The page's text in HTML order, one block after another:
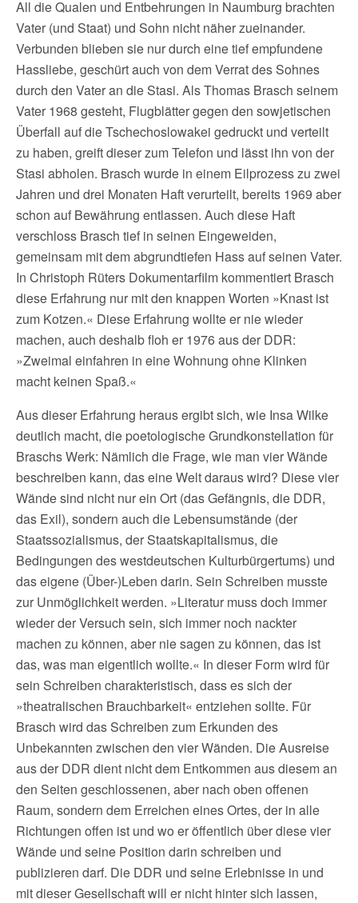
All die Qualen und Entbehrungen in Naumburg brachten
Vater (und Staat) und Sohn nicht näher zueinander.
Verbunden blieben sie nur durch eine tief empfundene
Hassliebe, geschürt auch von dem Verrat des Sohnes
durch den Vater an die Stasi. Als Thomas Brasch seinem
Vater 1968 gesteht, Flugblätter gegen den sowjetischen
Überfall auf die Tschechoslowakei gedruckt und verteilt
zu haben, greift dieser zum Telefon und lässt ihn von der
Stasi abholen. Brasch wurde in einem Eilprozess zu zwei
Jahren und drei Monaten Haft verurteilt, bereits 1969 aber
schon auf Bewährung entlassen. Auch diese Haft
verschloss Brasch tief in seinen Eingeweiden,
gemeinsam mit dem abgrundtiefen Hass auf seinen Vater.
In Christoph Rüters Dokumentarfilm kommentiert Brasch
diese Erfahrung nur mit den knappen Worten »Knast ist
zum Kotzen.« Diese Erfahrung wollte er nie wieder
machen, auch deshalb floh er 1976 aus der DDR:
»Zweimal einfahren in eine Wohnung ohne Klinken
macht keinen Spaß.«
Aus dieser Erfahrung heraus ergibt sich, wie Insa Wilke
deutlich macht, die poetologische Grundkonstellation für
Braschs Werk: Nämlich die Frage, wie man vier Wände
beschreiben kann, das eine Welt daraus wird? Diese vier
Wände sind nicht nur ein Ort (das Gefängnis, die DDR,
das Exil), sondern auch die Lebensumstände (der
Staatssozialismus, der Staatskapitalismus, die
Bedingungen des westdeutschen Kulturbürgertums) und
das eigene (Über-)Leben darin. Sein Schreiben musste
zur Unmöglichkeit werden. »Literatur muss doch immer
wieder der Versuch sein, sich immer noch nackter
machen zu können, aber nie sagen zu können, das ist
das, was man eigentlich wollte.« In dieser Form wird für
sein Schreiben charakteristisch, dass es sich der
»theatralischen Brauchbarkeit« entziehen sollte. Für
Brasch wird das Schreiben zum Erkunden des
Unbekannten zwischen den vier Wänden. Die Ausreise
aus der DDR dient nicht dem Entkommen aus diesem an
den Seiten geschlossenen, aber nach oben offenen
Raum, sondern dem Erreichen eines Ortes, der in alle
Richtungen offen ist und wo er öffentlich über diese vier
Wände und seine Position darin schreiben und
publizieren darf. Die DDR und seine Erlebnisse in und
mit dieser Gesellschaft will er nicht hinter sich lassen,